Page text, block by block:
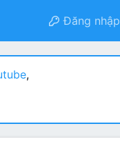
Đăng nhập
,